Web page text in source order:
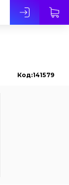
Код:141579